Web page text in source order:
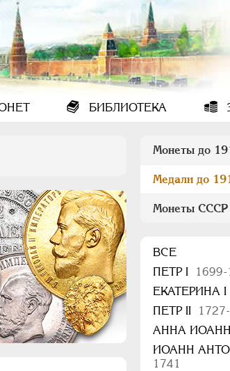
БИБЛИОТЕКА
Монеты до
Медали до
Монеты
ВСЕ
ПEТР I
ЕКАТЕРИНА I
ПЕТР II
АННА
ИОАНН
1741